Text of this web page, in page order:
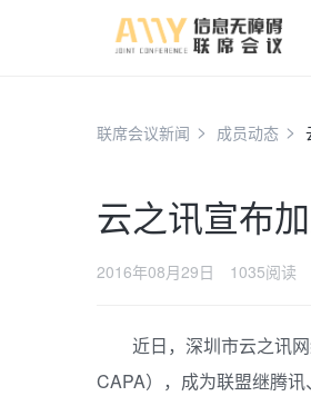
联席会议新闻 成员动态
云之讯宣布
2016年08月29日 1035阅读
近日，深圳市云之讯
CAPA），成为联盟继腾